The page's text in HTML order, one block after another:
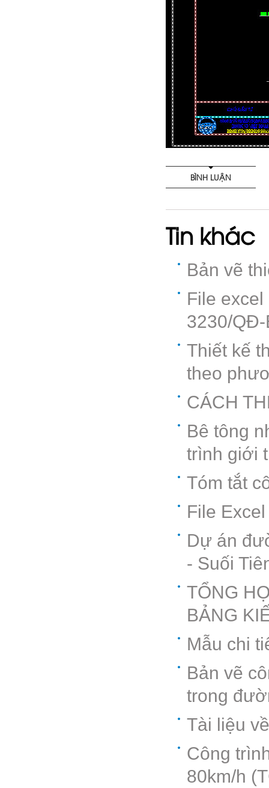
BÌNH LUẬN
Tin khác
Bản vẽ
File
3230/QĐ-
Thiết kế
theo
CÁCH
Bê tông
trình giới
Tóm tắt
File
Dự án
- Suối
TỔNG
BẢNG
Mẫu chi
Bản vẽ
trong
Tài liệu
Công
80km/h